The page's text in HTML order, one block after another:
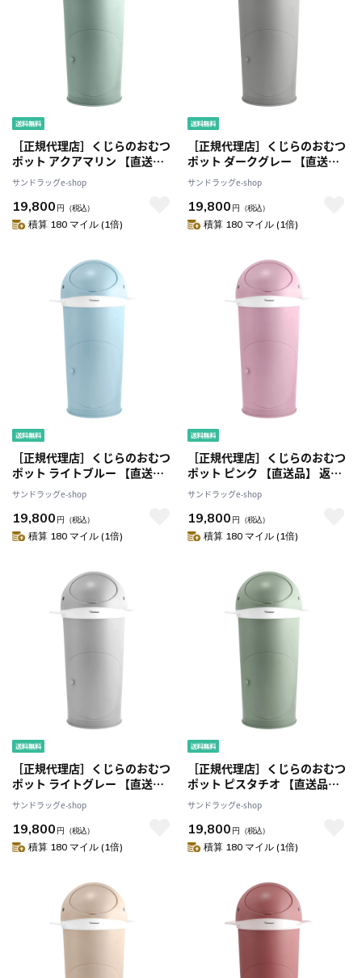
［正規代理店］くじらのおむつ
ポット アクアマリン 【直送
品】 返品・キャンセル・他商品
と同時購入は不可
サンドラッグe-shop
19,800 円 （税込）
積算 180 マイル (1倍)
［正規代理店］くじらのおむつ
ポット ダークグレー 【直送
品】 返品・キャンセル・他商品
と同時購入は不可
サンドラッグe-shop
19,800 円 （税込）
積算 180 マイル (1倍)
［正規代理店］くじらのおむつ
ポット ライトブルー 【直送
品】 返品・キャンセル・他商品
と同時購入は不可
サンドラッグe-shop
19,800 円 （税込）
積算 180 マイル (1倍)
［正規代理店］くじらのおむつ
ポット ピンク 【直送品】 返
品・キャンセル・他商品と同時
購入は不可
サンドラッグe-shop
19,800 円 （税込）
積算 180 マイル (1倍)
［正規代理店］くじらのおむつ
ポット ライトグレー 【直送
品】 返品・キャンセル・他商品
と同時購入は不可
サンドラッグe-shop
19,800 円 （税込）
積算 180 マイル (1倍)
［正規代理店］くじらのおむつ
ポット ピスタチオ 【直送品】
返品・キャンセル・他商品と同
時購入は不可
サンドラッグe-shop
19,800 円 （税込）
積算 180 マイル (1倍)